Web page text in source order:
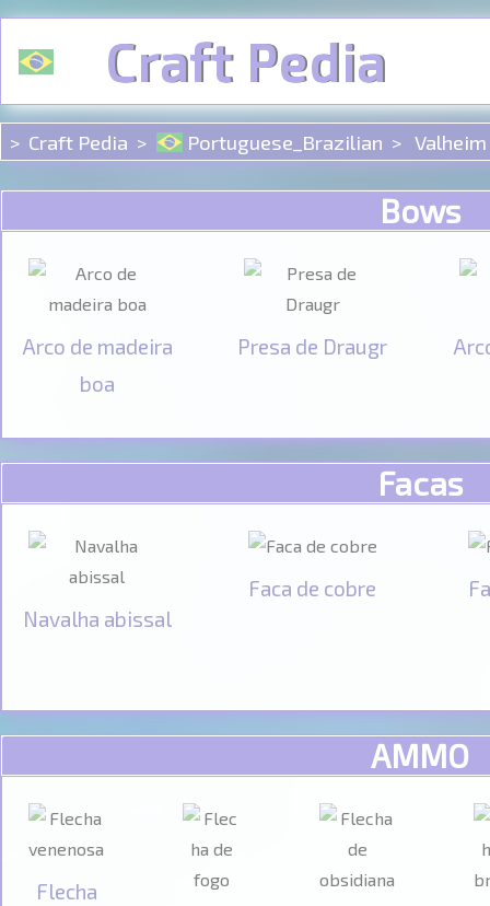
Craft Pedia
Craft Pedia Portuguese_Brazilian Valheim
Bows
Arco de madeira
boa
Presa de Draugr
Facas
Navalha abissal
Faca de cobre
AMMO
Flecha
Painel de Gerenciamento de Cookies